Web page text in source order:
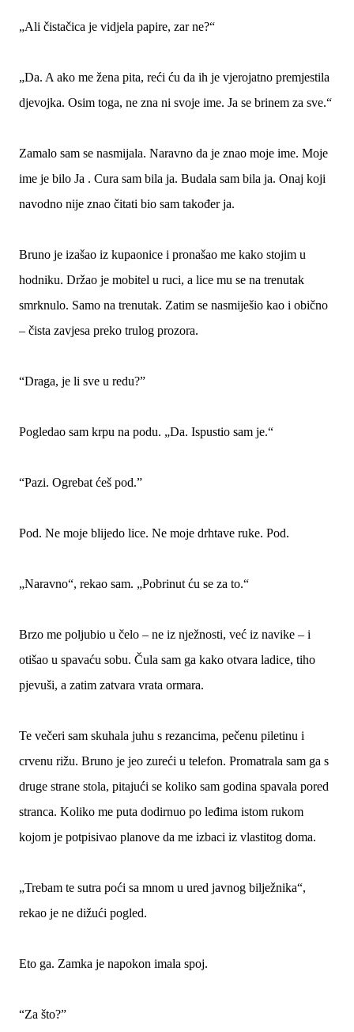
„Ali čistačica je vidjela papire, zar ne?“
„Da. A ako me žena pita, reći ću da ih je vjerojatno premjestila
djevojka. Osim toga, ne zna ni svoje ime. Ja se brinem za sve.“
Zamalo sam se nasmijala. Naravno da je znao moje ime. Moje
ime je bilo Ja . Cura sam bila ja. Budala sam bila ja. Onaj koji
navodno nije znao čitati bio sam također ja.
Bruno je izašao iz kupaonice i pronašao me kako stojim u
hodniku. Držao je mobitel u ruci, a lice mu se na trenutak
smrknulo. Samo na trenutak. Zatim se nasmiješio kao i obično
– čista zavjesa preko trulog prozora.
“Draga, je li sve u redu?”
Pogledao sam krpu na podu. „Da. Ispustio sam je.“
“Pazi. Ogrebat ćeš pod.”
Pod. Ne moje blijedo lice. Ne moje drhtave ruke. Pod.
„Naravno“, rekao sam. „Pobrinut ću se za to.“
Brzo me poljubio u čelo – ne iz nježnosti, već iz navike – i
otišao u spavaću sobu. Čula sam ga kako otvara ladice, tiho
pjevuši, a zatim zatvara vrata ormara.
Te večeri sam skuhala juhu s rezancima, pečenu piletinu i
crvenu rižu. Bruno je jeo zureći u telefon. Promatrala sam ga s
druge strane stola, pitajući se koliko sam godina spavala pored
stranca. Koliko me puta dodirnuo po leđima istom rukom
kojom je potpisivao planove da me izbaci iz vlastitog doma.
„Trebam te sutra poći sa mnom u ured javnog bilježnika“,
rekao je ne dižući pogled.
Eto ga. Zamka je napokon imala spoj.
“Za što?”